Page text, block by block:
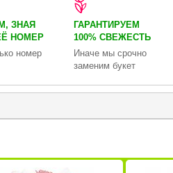
ЗНАЯ
НОМЕР
номер
ГАРАНТИРУЕМ
100% СВЕЖЕСТЬ
Иначе мы срочно
заменим букет